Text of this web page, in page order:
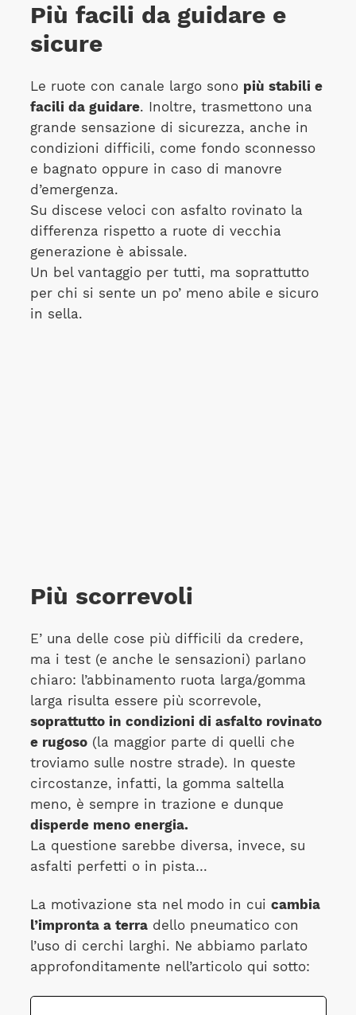
Più facili da guidare e
sicure
Le ruote con canale largo sono più stabili e
facili da guidare. Inoltre, trasmettono una
grande sensazione di sicurezza, anche in
condizioni difficili, come fondo sconnesso
e bagnato oppure in caso di manovre
d’emergenza.
Su discese veloci con asfalto rovinato la
differenza rispetto a ruote di vecchia
generazione è abissale.
Un bel vantaggio per tutti, ma soprattutto
per chi si sente un po’ meno abile e sicuro
in sella.
Più scorrevoli
E’ una delle cose più difficili da credere,
ma i test (e anche le sensazioni) parlano
chiaro: l’abbinamento ruota larga/gomma
larga risulta essere più scorrevole,
soprattutto in condizioni di asfalto rovinato
e rugoso(la maggior parte di quelli che
troviamo sulle nostre strade). In queste
circostanze, infatti, la gomma saltella
meno, è sempre in trazione e dunque
disperde meno energia.
La questione sarebbe diversa, invece, su
asfalti perfetti o in pista…
La motivazione sta nel modo in cui cambia
l’impronta a terradello pneumatico con
l’uso di cerchi larghi. Ne abbiamo parlato
approfonditamente nell’articolo qui sotto: